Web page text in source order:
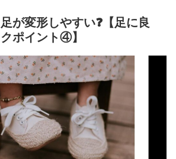
が変形しやすい❓【足に良
ポイント④】